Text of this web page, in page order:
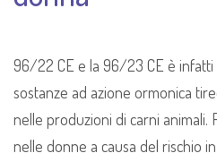
96/22 CE e la 96/23 CE è
sostanze ad azione ormonica
nelle produzioni di carni animali.
nelle donne a causa del rischio in